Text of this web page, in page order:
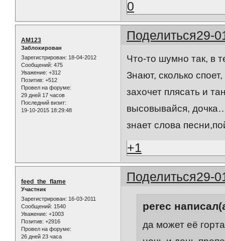
0
Поделиться29-
AM123
Заблокирован
Зарегистрирован: 18-04-2012
Сообщений: 475
Уважение: +312
Позитив: +512
Провел на форуме:
29 дней 17 часов
Последний визит:
19-10-2015 18:29:48
Что-то шумно так, в
Знают, сколько
захочет плясать и
высовывайся,
знает слова
+1
Поделиться29-
feed_the_flame
Участник
Зарегистрирован: 16-03-2011
Сообщений: 1540
Уважение: +1003
Позитив: +2916
Провел на форуме:
26 дней 23 часа
perec
да может её